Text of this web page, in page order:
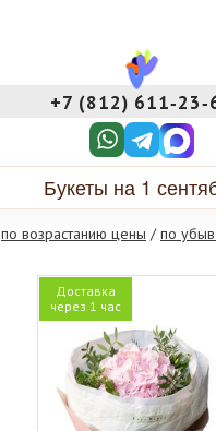
+7 (812)
Букеты на 1
по возрастанию цены /по
Доставка
через 1 час